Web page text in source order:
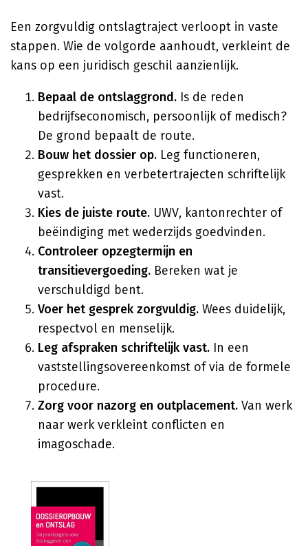
Een zorgvuldig ontslagtraject verloopt in vaste
stappen. Wie de volgorde aanhoudt, verkleint de
kans op een juridisch geschil aanzienlijk.
Bepaal de ontslaggrond. Is de reden
bedrijfseconomisch, persoonlijk of medisch?
De grond bepaalt de route.
Bouw het dossier op. Leg functioneren,
gesprekken en verbetertrajecten schriftelijk
vast.
Kies de juiste route. UWV, kantonrechter of
beëindiging met wederzijds goedvinden.
Controleer opzegtermijn en
transitievergoeding. Bereken wat je
verschuldigd bent.
Voer het gesprek zorgvuldig. Wees duidelijk,
respectvol en menselijk.
Leg afspraken schriftelijk vast. In een
vaststellingsovereenkomst of via de formele
procedure.
Zorg voor nazorg en outplacement. Van werk
naar werk verkleint conflicten en
imagoschade.